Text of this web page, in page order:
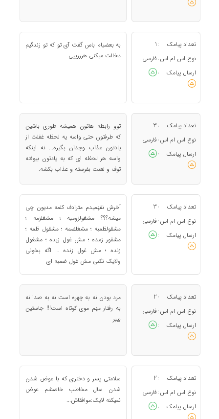
تعداد پیامک :
1
نوع اس ام اس : فارسی
ارسال پیامک
:
به بعضیام باس گفت آی تو که تو زندگیم
دخالت میکنی هرررییی
تعداد پیامک :
3
نوع اس ام اس : فارسی
ارسال پیامک
:
توو رابطه هاتون همیشه طوری باشین
که طرفتون حتی واسه یه لحظه غفلت از
یادتون عذاب وجدان بگیره... نه اینکه
واسه هر لحظه ای که به یادتون بیوفته
توف و لعنت بفرسته و عذاب بکشه.
تعداد پیامک :
3
نوع اس ام اس : فارسی
ارسال پیامک
:
آخرش نفهمیدم مترادف کلمه مدیون چی
میشه؟؟؟ مشغولزومبه ؛ مشغلزمه ؛
مشقولظمبه ؛ مشغلضمه ؛ مشقول ظمه ؛
مشقور زمده ؛ مش غول زبده ؛ مشغول
زنده ؛ مش غول زنده … اگه بخونی
ولایک نکنی مش غول ضمبه ای
تعداد پیامک :
2
نوع اس ام اس : فارسی
ارسال پیامک
:
مرد بودن نه به چهره است نه به صدا نه
به رفتار مهم موی کوتاه است!!! جاستین
بیبر
تعداد پیامک :
2
نوع اس ام اس : فارسی
ارسال پیامک
:
سلامتی پسر و دختری که با عوض شدن
شدن سال مخاطب خاصشم عوض
نمیکنه لایک:موافقاش...